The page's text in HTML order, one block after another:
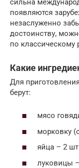
сильна
появляются
незаслуженно
достоинству,
по классическому
Какие
Для
берут:
мясо
морковку
яйца – 2
луковицы